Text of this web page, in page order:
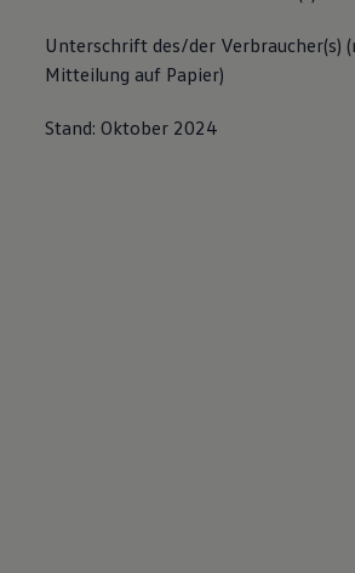
Unterschrift des/der Verbraucher(s)
Mitteilung auf Papier)
Stand: Oktober 2024